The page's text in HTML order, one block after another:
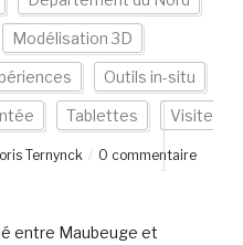
Modélisation 3D
Outils in-situ
Tablettes Visite
Ternynck 0 commentaire
entre Maubeuge et